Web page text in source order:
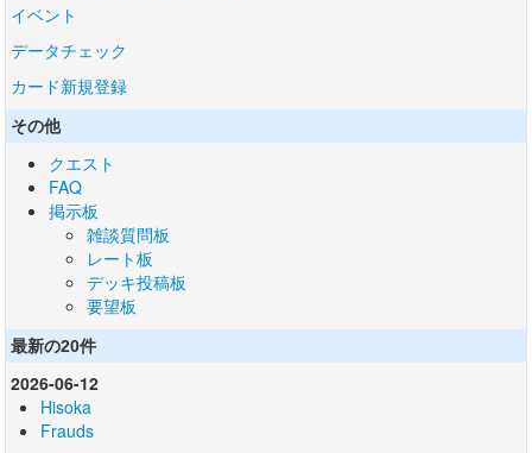
イベント
データチェック
カード新規登録
その他
クエスト
FAQ
掲示板
雑談質問板
レート板
デッキ投稿板
要望板
最新の20件
2026-06-12
Hisoka
Frauds